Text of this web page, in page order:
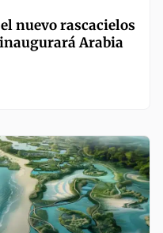
nuevo rascacielos
Arabia